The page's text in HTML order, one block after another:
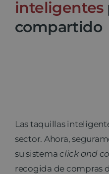
inteligentes
compartido
Las taquillas
sector. Ahora,
su sistemaclick and
recogida de compras